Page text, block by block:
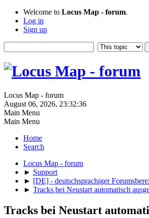
Welcome to Locus Map - forum.
Log in
Sign up
Locus Map - forum
August 06, 2026, 23:32:36
Main Menu
Main Menu
Home
Search
Locus Map - forum
► Support
► [DE] - deutschsprachiger
► Tracks bei Neustart automatisch
Tracks bei Neustart